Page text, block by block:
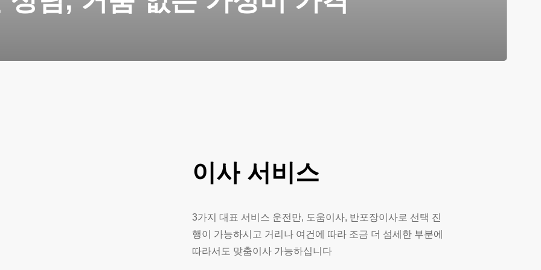
이사 서비스
3가지 대표 서비스 운전만, 도움이사, 반포장이사로 선택 진
행이 가능하시고 거리나 여건에 따라 조금 더 섬세한 부분에
따라서도 맞춤이사 가능하십니다